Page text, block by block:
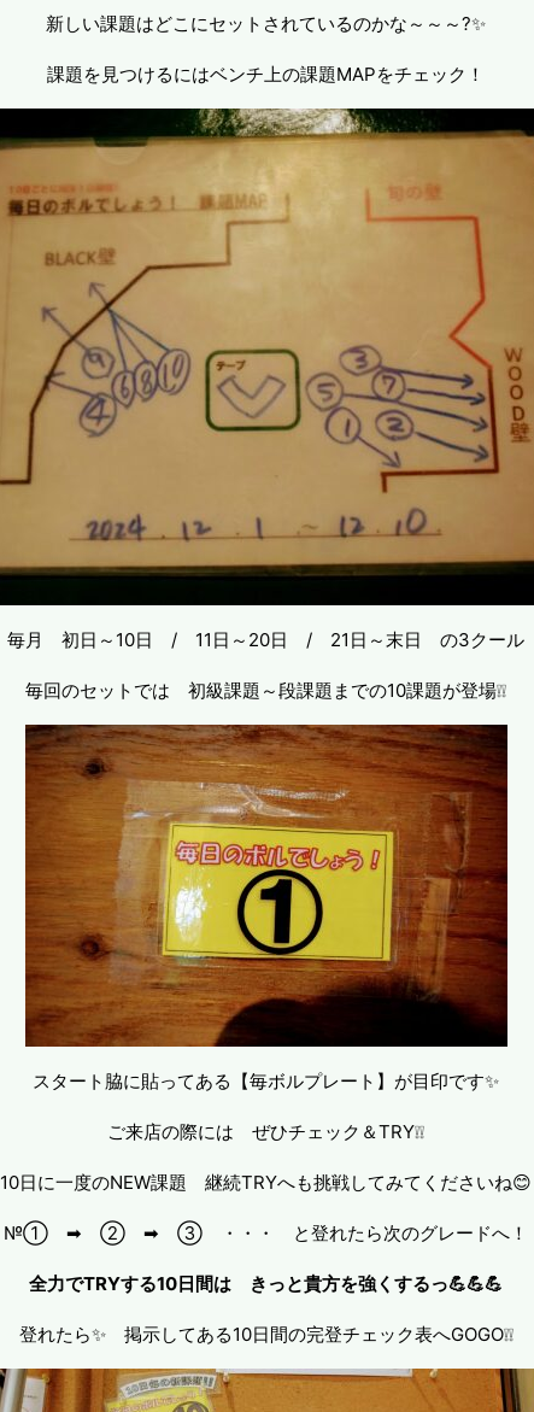
新しい課題はどこにセットされているのかな～～～?✨
課題を見つけるにはベンチ上の課題MAPをチェック！
毎月 初日～10日 / 11日～20日 / 21日～末日 の3クール
毎回のセットでは 初級課題～段課題までの10課題が登場❕❕
スタート脇に貼ってある【毎ボルプレート】が目印です✨
ご来店の際には ぜひチェック＆TRY❕❕
10日に一度のNEW課題 継続TRYへも挑戦してみてくださいね😊
№① ➡ ② ➡ ③ ・・・ と登れたら次のグレードへ！
全力でTRYする10日間は きっと貴方を強くするっ💪💪💪
登れたら✨ 掲示してある10日間の完登チェック表へGOGO❕❕